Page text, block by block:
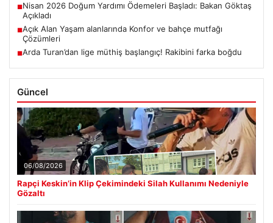
■Nisan 2026 Doğum Yardımı Ödemeleri Başladı: Bakan Göktaş
Açıkladı
■Açık Alan Yaşam alanlarında Konfor ve bahçe mutfağı
Çözümleri
■Arda Turan’dan lige müthiş başlangıç! Rakibini farka boğdu
Güncel
06/08/2026
Rapçi Keskin’in Klip Çekimindeki Silah Kullanımı Nedeniyle
Gözaltı